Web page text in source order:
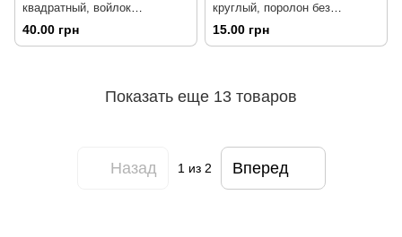
квадратный, войлок
двухслойный
40.00 грн
круглый, поролон без
пропитки, чёрный, от 30шт -
15.00 грн
Показать еще 13 товаров
Назад 1из 2 Вперед